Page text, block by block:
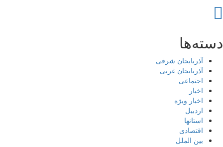
Skip
دسته‌ها
آذربایجان شرقی
آذربایجان غربی
اجتماعی
اخبار
اخبار ویژه
اردبیل
استانها
اقتصادی
بین الملل